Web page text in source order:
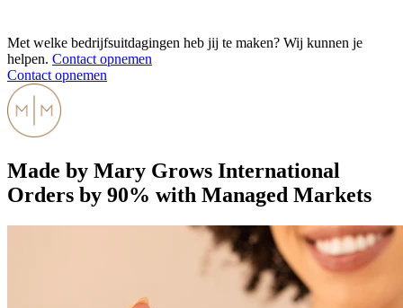
Met welke bedrijfsuitdagingen heb jij te maken? Wij kunnen je
helpen. Contact opnemen
Contact opnemen
Made by Mary Grows International
Orders by 90% with Managed Markets